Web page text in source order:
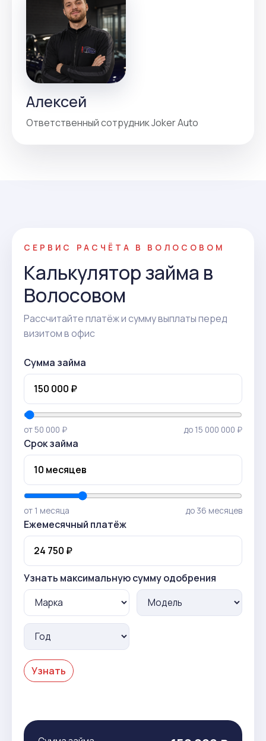
Алексей
Ответственный сотрудник Joker Auto
СЕРВИС РАСЧЁТА В ВОЛОСОВОМ
Калькулятор займа в
Волосовом
Рассчитайте платёж и сумму выплаты перед
визитом в офис
Сумма займа
от 50 000 ₽ до 15 000 000 ₽
Срок займа
от 1 месяца до 36 месяцев
Ежемесячный платёж
Узнать максимальную сумму одобрения
Узнать